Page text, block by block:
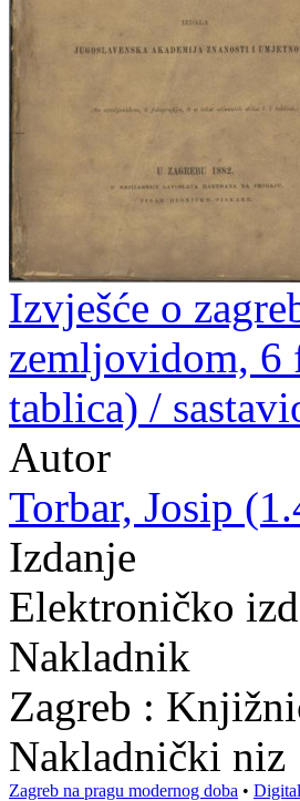
Izvješće o
zemljovidom, 6
tablica) /
Autor
Torbar, Josip
Izdanje
Elektroničko
Nakladnik
Zagreb :
Nakladnički niz
Zagreb na pragu modernog doba •